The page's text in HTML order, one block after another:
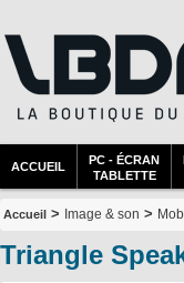
ACCUEIL
PC - ÉCRAN
TABLETTE
Accueil > Image & son >
Triangle